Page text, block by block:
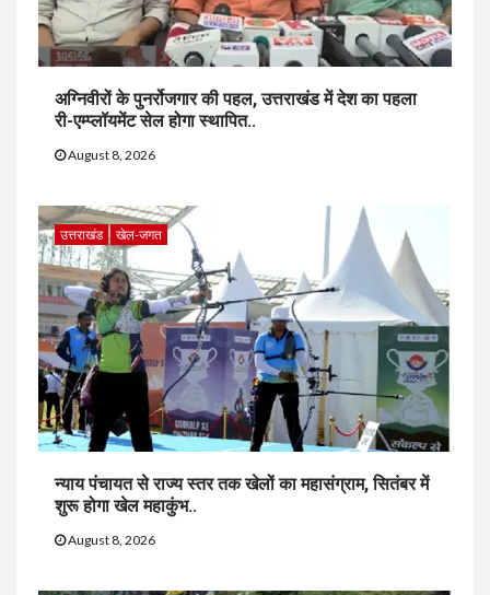
अग्निवीरों के पुनर्रोजगार की पहल, उत्तराखंड में देश का पहला
री-एम्प्लॉयमेंट सेल होगा स्थापित..
August 8, 2026
उत्तराखंड खेल-जगत
न्याय पंचायत से राज्य स्तर तक खेलों का महासंग्राम, सितंबर में
शुरू होगा खेल महाकुंभ..
August 8, 2026